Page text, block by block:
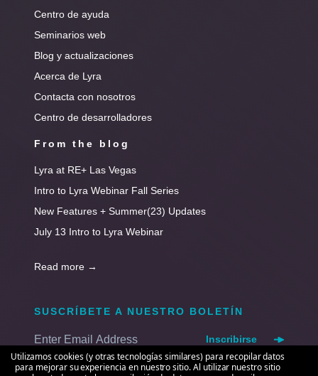
Centro de ayuda
Seminarios web
Blog y actualizaciones
Acerca de Lyra
Contacta con nosotros
Centro de desarrolladores
From the blog
Lyra at RE+ Las Vegas
Intro to Lyra Webinar Fall Series
New Features + Summer(23) Updates
July 13 Intro to Lyra Webinar
Read more →
SUSCRÍBETE A NUESTRO BOLETÍN
Inscribirse
Utilizamos cookies (y otras tecnologías similares) para recopilar datos
para mejorar su experiencia en nuestro sitio. Al utilizar nuestro sitio